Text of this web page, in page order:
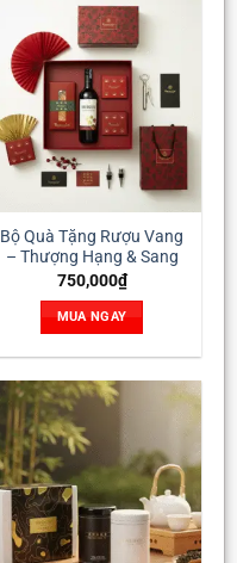
Bộ Quà Tặng Rượu Vang
– Thượng Hạng & Sang
Trọng
750,000₫
MUA NGAY